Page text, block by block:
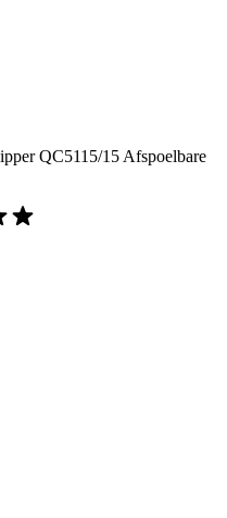
QC5115/15 Afspoelbare